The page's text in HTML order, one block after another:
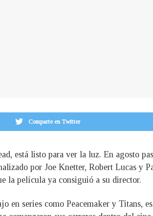
Comparte en Twitter
está listo para ver la luz. En agosto
por Joe Knetter, Robert Lucas y
la película ya consiguió a su director.
series como Peacemaker y Titans,